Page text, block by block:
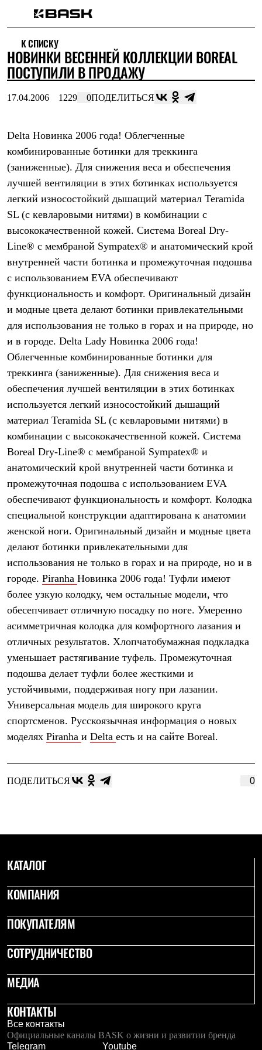
Интернет-магазин
Мужская одежда
Утепленная пухом
Куртки
Жилеты
Куртки
Штормовая одежда
Куртки
Софтшелл одежда
Куртки
Брюки
Флисовая одежда
Куртки
Брюки
Термобелье
Теплое термобелье
Среднее термобелье
Легкое термобелье
Лёгкая одежда
Футболки
Рубашки
Толстовки
Брюки
Женская одежда
Утепленная пухом
Жилеты
Утепленная синтетикой
Брюки
Штормовая одежда
Софтшелл одежда
Куртки
Брюки
Лёгкая одежда
Рубашки
Футболки
Брюки
Термобелье
Теплое термобелье
Среднее термобелье
Легкое термобелье
Флисовая одежда
Брюки
Детская одежда
Комбинезоны
Куртки
Брюки
Утепленная синтетикой
Комбинезоны
Куртки
Толстовки
Куртки
Комбинезоны
Комплект термобелья
Снаряжение
Палатки
Аксессуары для палаток
Рюкзаки
Легкоходные
Альпинистские
Городские
Аксессуары для рюкзаков
Спальные мешки
Пуховые
Комбинированные
К СПИСКУ
НОВИНКИ ВЕСЕННЕЙ КОЛЛЕКЦИИ BOREAL
ПОСТУПИЛИ В ПРОДАЖУ
17.04.2006 1229 0ПОДЕЛИТЬСЯ
Delta Новинка 2006 года! Облегченные
комбинированные ботинки для треккинга
(заниженные). Для снижения веса и обеспечения
лучшей вентиляции в этих ботинках используется
легкий износостойкий дышащий материал Teramida
SL (с кевларовыми нитями) в комбинации с
высококачественной кожей. Система Boreal Dry-
Line® с мембраной Sympatex® и анатомический крой
внутренней части ботинка и промежуточная подошва
с использованием EVA обеспечивают
функциональность и комфорт. Оригинальный дизайн
и модные цвета делают ботинки привлекательными
для использования не только в горах и на природе, но
и в городе. Delta Lady Новинка 2006 года!
Облегченные комбинированные ботинки для
треккинга (заниженные). Для снижения веса и
обеспечения лучшей вентиляции в этих ботинках
используется легкий износостойкий дышащий
материал Teramida SL (с кевларовыми нитями) в
комбинации с высококачественной кожей. Система
Boreal Dry-Line® с мембраной Sympatex® и
анатомический крой внутренней части ботинка и
промежуточная подошва с использованием EVA
обеспечивают функциональность и комфорт. Колодка
специальной конструкции адаптирована к анатомии
женской ноги. Оригинальный дизайн и модные цвета
делают ботинки привлекательными для
использования не только в горах и на природе, но и в
городе. Piranha Новинка 2006 года! Туфли имеют
более узкую колодку, чем остальные модели, что
обесепчивает отличную посадку по ноге. Умеренно
асимметричная колодка для комфортного лазания и
отличных результатов. Хлопчатобумажная подкладка
уменьшает растягивание туфель. Промежуточная
подошва делает туфли более жесткими и
устойчивыми, поддерживая ногу при лазании.
Универсальная модель для широкого круга
спортсменов. Русскоязычная информация о новых
моделях Piranha и Delta есть и на сайте Boreal.
ПОДЕЛИТЬСЯ 0
КАТАЛОГ
КОМПАНИЯ
ПОКУПАТЕЛЯМ
СОТРУДНИЧЕСТВО
МЕДИА
КОНТАКТЫ
Все контакты
Официальные каналы BASK о жизни и развитии бренда
Telegram
Youtube